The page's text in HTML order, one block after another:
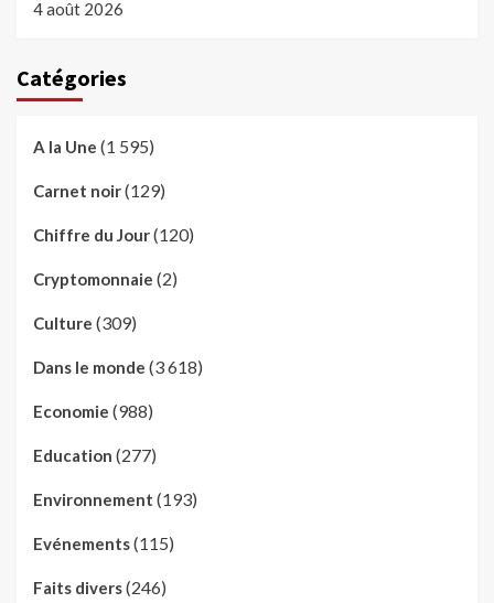
4 août 2026
Catégories
A la Une (1 595)
Carnet noir(129)
Chiffre du Jour(120)
Cryptomonnaie (2)
Culture (309)
Dans le monde (3 618)
Economie (988)
Education (277)
Environnement (193)
Evénements(115)
Faits divers(246)